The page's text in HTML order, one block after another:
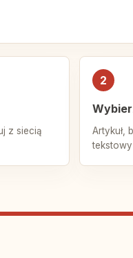
z siecią
2
Artykuł,